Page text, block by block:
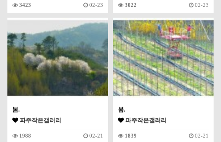
3423 02-23 3022 02-23
봄.
파주작은갤러리
1988 02-21
봄.
파주작은갤러리
1839 02-21